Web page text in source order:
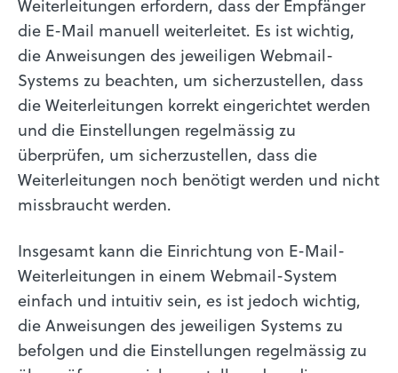
Weiterleitungen erfordern, dass der Empfänger
die E-Mail manuell weiterleitet. Es ist wichtig,
die Anweisungen des jeweiligen Webmail-
Systems zu beachten, um sicherzustellen, dass
die Weiterleitungen korrekt eingerichtet werden
und die Einstellungen regelmässig zu
überprüfen, um sicherzustellen, dass die
Weiterleitungen noch benötigt werden und nicht
missbraucht werden.
Insgesamt kann die Einrichtung von E-Mail-
Weiterleitungen in einem Webmail-System
einfach und intuitiv sein, es ist jedoch wichtig,
die Anweisungen des jeweiligen Systems zu
befolgen und die Einstellungen regelmässig zu